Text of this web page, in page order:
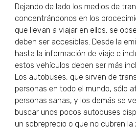
Dejando de lado los medios de
concentrándonos en los
que llevan a viajar en ellos, se
deben ser accesibles. Desde la
hasta la información de viaje e
estos vehículos deben ser más
Los autobuses, que sirven de
personas en todo el mundo, sólo
personas sanas, y los demás se
buscar unos pocos autobuses
un sobreprecio o que no cubren la